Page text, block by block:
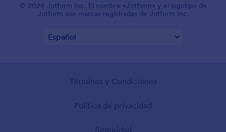
© 2026 Jotform Inc. El nombre «Jotform» y el logotipo de
Jotform son marcas registradas de Jotform Inc.
Términos y Condiciones
Política de privacidad
Seguridad